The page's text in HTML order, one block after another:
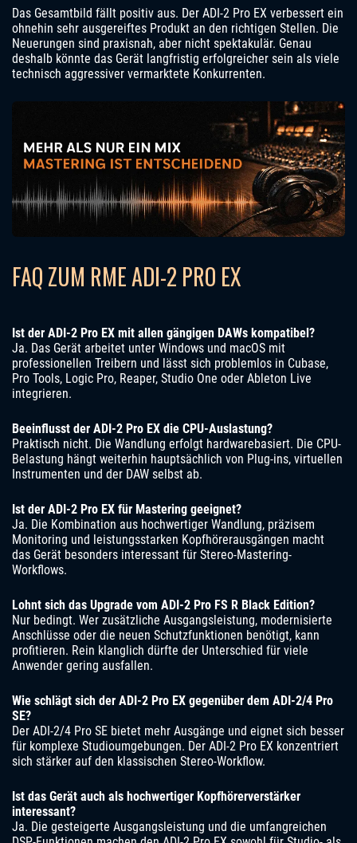
Das Gesamtbild fällt positiv aus. Der ADI-2 Pro EX verbessert ein
ohnehin sehr ausgereiftes Produkt an den richtigen Stellen. Die
Neuerungen sind praxisnah, aber nicht spektakulär. Genau
deshalb könnte das Gerät langfristig erfolgreicher sein als viele
technisch aggressiver vermarktete Konkurrenten.
FAQ ZUM RME ADI-2 PRO EX
Ist der ADI-2 Pro EX mit allen gängigen DAWs kompatibel?
Ja. Das Gerät arbeitet unter Windows und macOS mit
professionellen Treibern und lässt sich problemlos in Cubase,
Pro Tools, Logic Pro, Reaper, Studio One oder Ableton Live
integrieren.
Beeinflusst der ADI-2 Pro EX die CPU-Auslastung?
Praktisch nicht. Die Wandlung erfolgt hardwarebasiert. Die CPU-
Belastung hängt weiterhin hauptsächlich von Plug-ins, virtuellen
Instrumenten und der DAW selbst ab.
Ist der ADI-2 Pro EX für Mastering geeignet?
Ja. Die Kombination aus hochwertiger Wandlung, präzisem
Monitoring und leistungsstarken Kopfhörerausgängen macht
das Gerät besonders interessant für Stereo-Mastering-
Workflows.
Lohnt sich das Upgrade vom ADI-2 Pro FS R Black Edition?
Nur bedingt. Wer zusätzliche Ausgangsleistung, modernisierte
Anschlüsse oder die neuen Schutzfunktionen benötigt, kann
profitieren. Rein klanglich dürfte der Unterschied für viele
Anwender gering ausfallen.
Wie schlägt sich der ADI-2 Pro EX gegenüber dem ADI-2/4 Pro
SE?
Der ADI-2/4 Pro SE bietet mehr Ausgänge und eignet sich besser
für komplexe Studioumgebungen. Der ADI-2 Pro EX konzentriert
sich stärker auf den klassischen Stereo-Workflow.
Ist das Gerät auch als hochwertiger Kopfhörerverstärker
interessant?
Ja. Die gesteigerte Ausgangsleistung und die umfangreichen